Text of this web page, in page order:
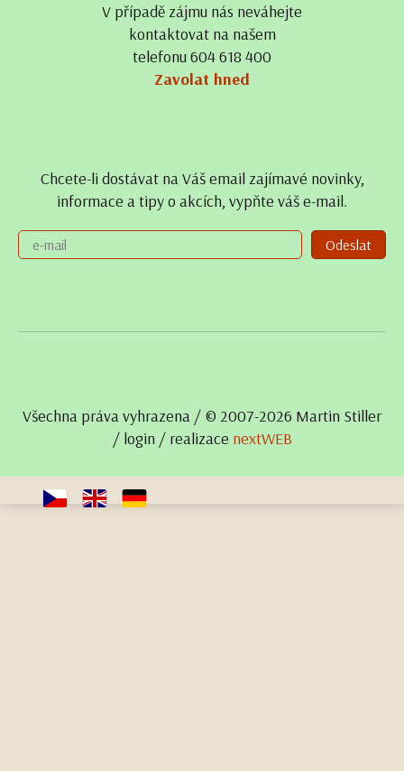
V případě zájmu nás neváhejte
kontaktovat na našem
telefonu 604 618 400
Zavolat hned
Chcete-li dostávat na Váš email zajímavé novinky,
informace a tipy o akcích, vypňte váš e-mail.
Odeslat
Všechna práva vyhrazena / © 2007- 2026 Martin Stiller
/ login / realizace nextWEB